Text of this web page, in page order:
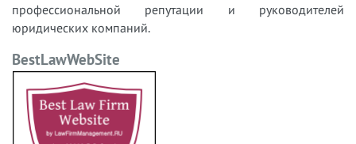
профессиональной репутации и руководителей
юридических компаний.
BestLawWebSite